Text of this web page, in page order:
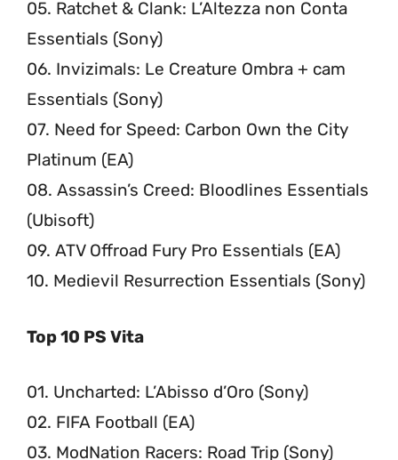
05. Ratchet & Clank: L’Altezza non Conta
Essentials (Sony)
06. Invizimals: Le Creature Ombra + cam
Essentials (Sony)
07. Need for Speed: Carbon Own the City
Platinum (EA)
08. Assassin’s Creed: Bloodlines Essentials
(Ubisoft)
09. ATV Offroad Fury Pro Essentials (EA)
10. Medievil Resurrection Essentials (Sony)
Top 10 PS Vita
01. Uncharted: L’Abisso d’Oro (Sony)
02. FIFA Football (EA)
03. ModNation Racers: Road Trip (Sony)